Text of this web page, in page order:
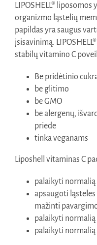
LIPOSHELL®
organizmo ląstelių
papildas yra saugus
įsisavinimą.
stabilų vitamino C
Be pridėtinio
be glitimo
be GMO
be alergenų,
priede
tinka veganams
Liposhell vitaminas C
palaikyti normalią
apsaugoti
mažinti
palaikyti normalią
palaikyti